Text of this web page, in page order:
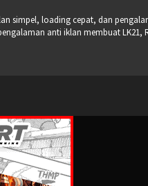
simpel, loading cepat, dan
anti iklan membuat LK21,